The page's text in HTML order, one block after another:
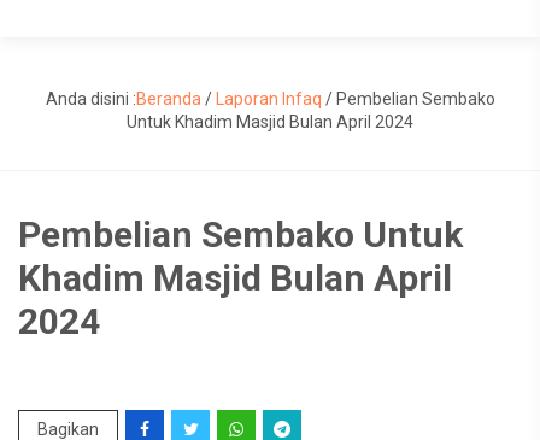
Anda disini :Beranda / Laporan Infaq / Pembelian Sembako
Untuk Khadim Masjid Bulan April 2024
Pembelian Sembako Untuk
Khadim Masjid Bulan April
2024
Bagikan